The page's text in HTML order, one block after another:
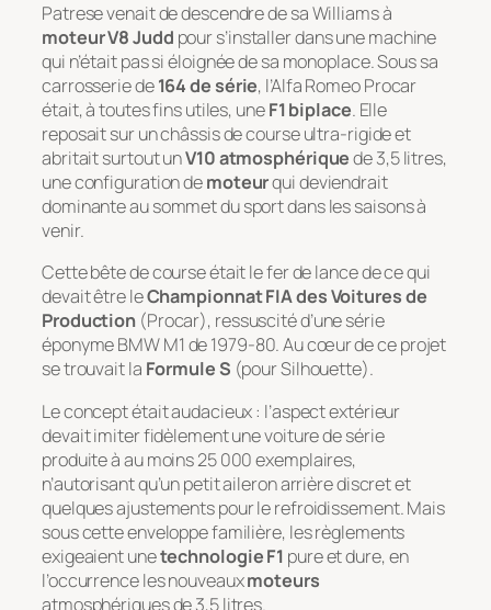
Patrese venait de descendre de sa Williams à
moteur V8 Judd pour s’installer dans une machine
qui n’était pas si éloignée de sa monoplace. Sous sa
carrosserie de164 de série, l’Alfa Romeo Procar
était, à toutes fins utiles, uneF1 biplace. Elle
reposait sur un châssis de course ultra-rigide et
abritait surtout unV10 atmosphériquede 3,5 litres,
une configuration demoteurqui deviendrait
dominante au sommet du sport dans les saisons à
venir.
Cette bête de course était le fer de lance de ce qui
devait être leChampionnat FIA des Voitures de
Production (Procar), ressuscité d’une série
éponyme BMW M1 de 1979-80. Au cœur de ce projet
se trouvait la Formule S (pourSilhouette).
Le concept était audacieux : l’aspect extérieur
devait imiter fidèlement une voiture de série
produite à au moins 25 000 exemplaires,
n’autorisant qu’un petit aileron arrière discret et
quelques ajustements pour le refroidissement. Mais
sous cette enveloppe familière, les règlements
exigeaient unetechnologie F1 pure et dure, en
l’occurrence les nouveauxmoteurs
atmosphériques de 3,5 litres.